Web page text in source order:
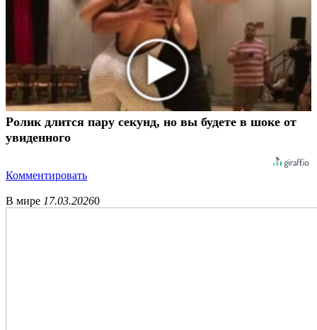
Ролик длится пару секунд, но вы будете в шоке от
увиденного
Комментировать
В мире 17.03.20260